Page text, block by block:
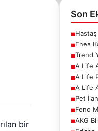
bir
Son
■
■Enes
■Trend
■A Life
■A Life
■A Life
■Pet
■Feno
■AKG